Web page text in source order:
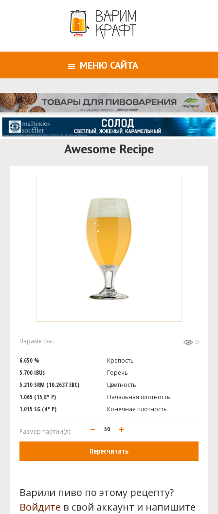
МЕНЮ САЙТА
Awesome Recipe
Параметры: 0
6.650 %
Крепость
5.700 IBUs
Горечь
5.210 SRM (10.2637 EBC)
Цветность
1.065 (15,8° P)
Начальная плотность
1.015 SG (4° P)
Конечная плотность
Размер партии(л):
Пересчитать
Варили пиво по этому рецепту?
Войдите в свой аккаунт и напишите